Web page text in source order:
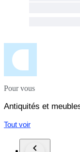
Pour vous
Antiquités et
Tout voir